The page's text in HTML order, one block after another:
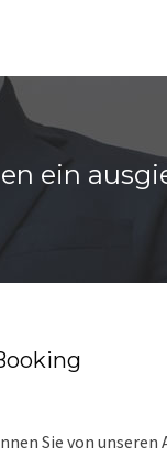
ein
Sie von